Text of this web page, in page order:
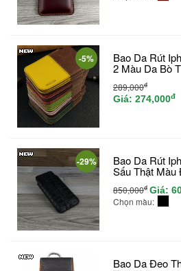
-5% Bao Da Rút
2 Màu Da Bò
289,000đ
Giá: 274,000đ
-29% Bao Da Rút
Sấu Thật Màu
850,000đ Giá:
Chọn màu:
Bao Da Đeo